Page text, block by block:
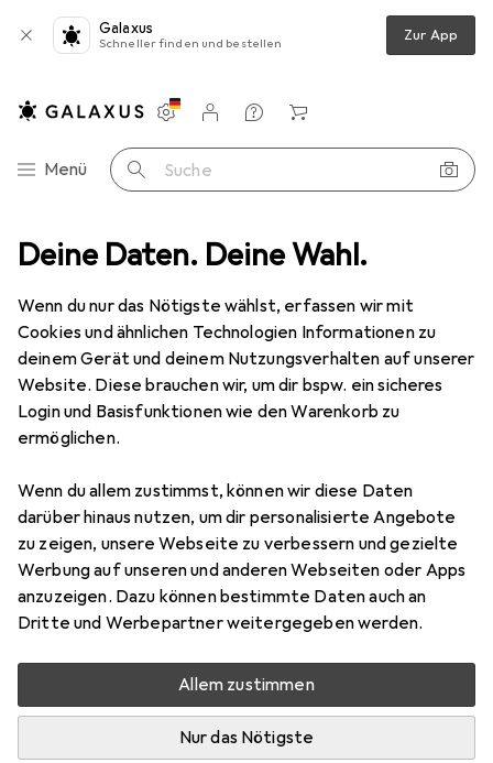
Deine Daten. Deine Wahl.
Wenn du nur das Nötigste wählst, erfassen wir mit
Cookies und ähnlichen Technologien Informationen zu
deinem Gerät und deinem Nutzungsverhalten auf unserer
Website. Diese brauchen wir, um dir bspw. ein sicheres
Login und Basisfunktionen wie den Warenkorb zu
ermöglichen.
Wenn du allem zustimmst, können wir diese Daten
darüber hinaus nutzen, um dir personalisierte Angebote
zu zeigen, unsere Webseite zu verbessern und gezielte
Werbung auf unseren und anderen Webseiten oder Apps
anzuzeigen. Dazu können bestimmte Daten auch an
Dritte und Werbepartner weitergegeben werden.
Allem zustimmen
Nur das Nötigste
Galaxus
Schneller finden und bestellen Zur App
Navigation nach Kategorien
Menü Suche
Einstellungen
Kundenkonto
Vergleichslisten
Merklisten
Warenkorb
+ Filter Objektivfilter Cokin U3H4-22 Expert Kit, Z-Series
24 Bilder
CokinU3H4-22 Expert Kit, Z-Series
Preis in EUR inkl. MwSt.
EUR
139,–
12
Bewertungen Marke
Mehr von Cokin
Zwischen Do, 13.8. und Di, 18.8. geliefert
6 Stück an Lager beim Lieferanten
Lieferort angeben für genaue Lieferzeit